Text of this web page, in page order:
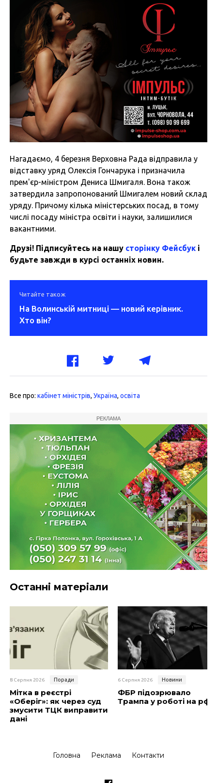
Нагадаємо, 4 березня Верховна Рада відправила у
відставку уряд Олексія Гончарука і призначила
прем'єр-міністром Дениса Шмигаля. Вона також
затвердила запропонований Шмигалем новий склад
уряду. Причому кілька міністерських посад, в тому
числі посаду міністра освіти і науки, залишилися
вакантними.
Друзі! Підписуйтесь на нашу сторінку Фейсбук і
будьте завжди в курсі останніх новин.
Читайте також
На Волинській митниці — новий керівник.
Хто він?
Все про: кабінет міністрів, Україна, освіта
РЕКЛАМА
Останні матеріали
8 Серпня 2026 Поради
Мітка в реєстрі
«Оберіг»: як через суд
змусити ТЦК виправити
дані
6 Серпня 2026 Новини
ФБР підозрювало
Трампа у роботі на рф
Головна Реклама Контакти